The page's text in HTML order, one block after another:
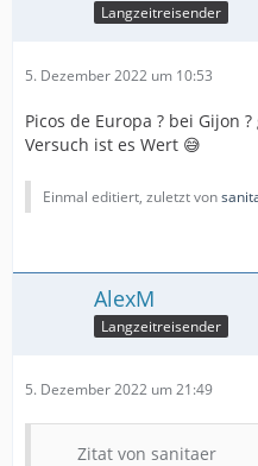
Langzeitreisender
5. Dezember 2022 um 10:53
Picos de Europa ? bei Gijon
Versuch ist es Wert 😅
Einmal editiert, zuletzt von
AlexM
Langzeitreisender
5. Dezember 2022 um 21:49
Zitat von sanitaer